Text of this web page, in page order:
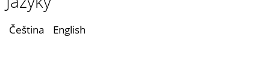
Čeština English